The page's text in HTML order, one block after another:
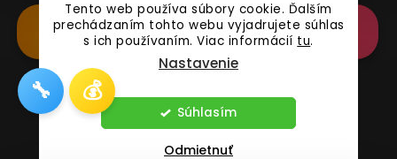
Tento web používa súbory cookie. Ďalším
prechádzaním tohto webu vyjadrujete súhlas
s ich používaním. Viac informácií tu.
Nastavenie
Odmietnuť
Súhlasím
Renovované
Samsung's
Doplnkové
Príslušenstvo
Online
Reklamácia
Vytvoril Shoptet
Copyright 2026 iguru.sk. Všetky práva vyhradené.
🔧 💰